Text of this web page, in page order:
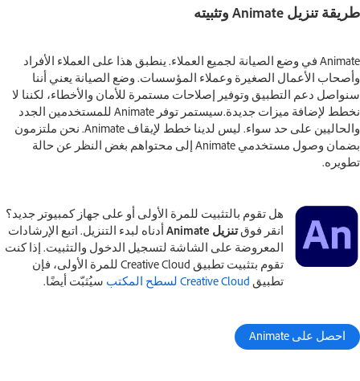
طريقة تنزيل Animate وتثبيته
Animate في وضع الصيانة لجميع العملاء. ينطبق هذا على العملاء الأفراد
وأصحاب الأعمال الصغيرة وعملاء المؤسسات. وضع الصيانة يعني أننا
سنواصل دعم التطبيق وتوفير إصلاحات مستمرة للأمان والأخطاء، لكننا لا
نخطط لإضافة ميزات جديدة.سيستمر توفر Animate للمستخدمين الجدد
والحاليين على حد سواء. ليس لدينا خطط لإيقاف Animate. نحن ملتزمون
بضمان وصول مستخدمي Animate إلى محتواهم بغض النظر عن حالة
تطويره.
هل تقوم بالتثبيت للمرة الأولى أو على جهاز كمبيوتر جديد؟
انقر فوقتنزيل Animate
أدناه لبدء التنزيل. اتبع الإرشادات
المعروضة على الشاشة لتسجيل الدخول والتثبيت. إذا كنت
تقوم بتثبيت تطبيق Creative Cloud للمرة الأولى، فإن
تطبيق Creative Cloud لسطح المكتب سيُثبّت أيضًا.
احصل على Animate